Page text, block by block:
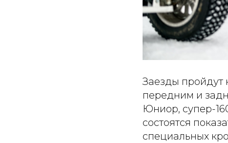
Заезды пройдут
передним и
Юниор, супер-
состоятся
специальных